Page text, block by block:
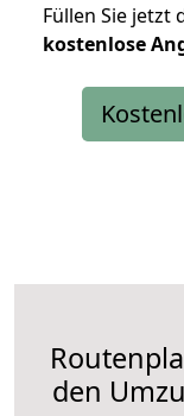
Füllen Sie jetzt
kostenlose
den